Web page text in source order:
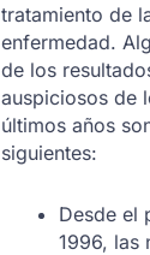
tratamiento de
enfermedad.
de los
auspiciosos de
últimos años
siguientes:
Desde el
1996, las